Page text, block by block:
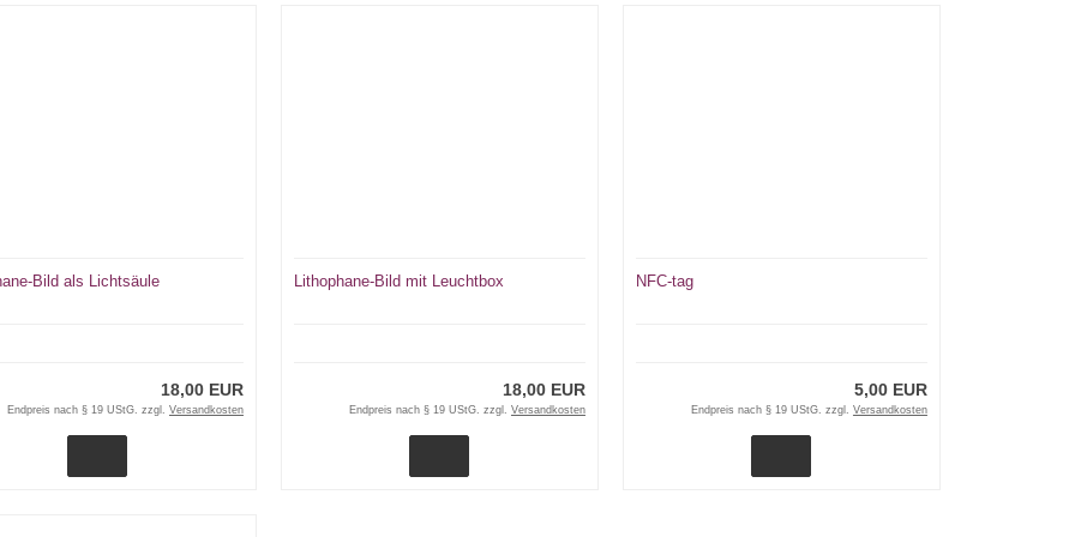
Bild als Lichtsäule
18,00 EUR
Endpreis nach § 19 UStG. zzgl. Versandkosten
Lithophane-Bild mit Leuchtbox
18,00 EUR
Endpreis nach § 19 UStG. zzgl. Versandkosten
NFC-tag
5,00 EUR
Endpreis nach § 19 UStG. zzgl. Versandkosten